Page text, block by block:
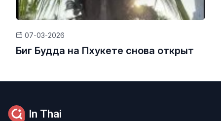
07-03-2026
Биг Будда на Пхукете снова открыт
In Thai